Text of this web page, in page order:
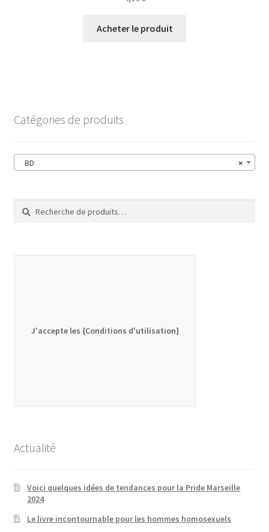
Acheter le produit
Catégories de produits
×
BD
Recherche
pour :
Recherche
J'accepte les {Conditions d'utilisation}
Actualité
Voici quelques idées de tendances pour la Pride Marseille
2024
Le livre incontournable pour les hommes homosexuels